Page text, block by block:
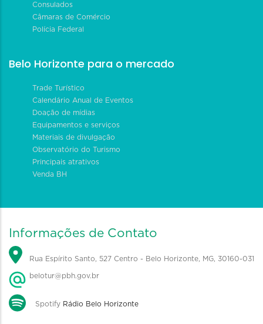
Consulados
Câmaras de Comércio
Polícia Federal
Belo Horizonte para o mercado
Trade Turístico
Calendário Anual de Eventos
Doação de mídias
Equipamentos e serviços
Materiais de divulgação
Observatório do Turismo
Principais atrativos
Venda BH
Informações de Contato
Rua Espírito Santo, 527 Centro - Belo Horizonte, MG, 30160-031
belotur@pbh.gov.br
Spotify Rádio Belo Horizonte